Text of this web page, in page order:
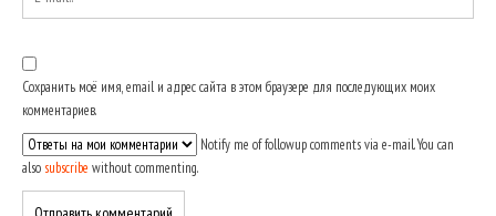
Сохранить моё имя, email и адрес сайта в этом браузере для последующих моих
комментариев.
Notify me of followup comments via e-mail. You can
also subscribe without commenting.